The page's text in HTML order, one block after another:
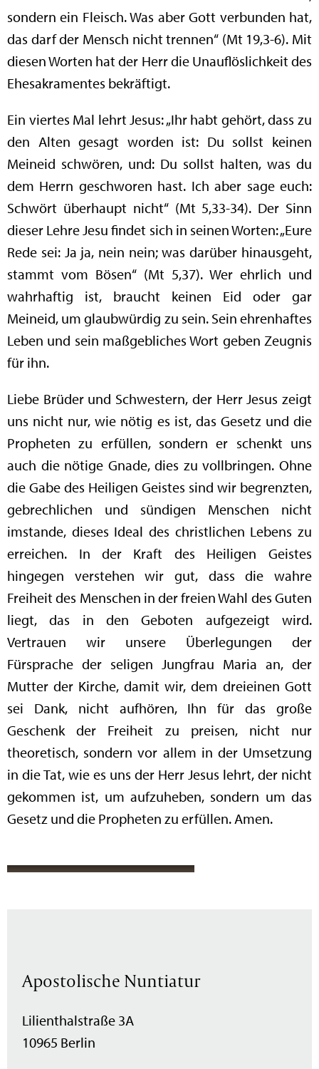
sondern ein Fleisch. Was aber Gott verbunden hat,
das darf der Mensch nicht trennen“ (Mt 19,3-6). Mit
diesen Worten hat der Herr die Unauflöslichkeit des
Ehesakramentes bekräftigt.
Ein viertes Mal lehrt Jesus: „Ihr habt gehört, dass zu
den Alten gesagt worden ist: Du sollst keinen
Meineid schwören, und: Du sollst halten, was du
dem Herrn geschworen hast. Ich aber sage euch:
Schwört überhaupt nicht“ (Mt 5,33-34). Der Sinn
dieser Lehre Jesu findet sich in seinen Worten: „Eure
Rede sei: Ja ja, nein nein; was darüber hinausgeht,
stammt vom Bösen“ (Mt 5,37). Wer ehrlich und
wahrhaftig ist, braucht keinen Eid oder gar
Meineid, um glaubwürdig zu sein. Sein ehrenhaftes
Leben und sein maßgebliches Wort geben Zeugnis
für ihn.
Liebe Brüder und Schwestern, der Herr Jesus zeigt
uns nicht nur, wie nötig es ist, das Gesetz und die
Propheten zu erfüllen, sondern er schenkt uns
auch die nötige Gnade, dies zu vollbringen. Ohne
die Gabe des Heiligen Geistes sind wir begrenzten,
gebrechlichen und sündigen Menschen nicht
imstande, dieses Ideal des christlichen Lebens zu
erreichen. In der Kraft des Heiligen Geistes
hingegen verstehen wir gut, dass die wahre
Freiheit des Menschen in der freien Wahl des Guten
liegt, das in den Geboten aufgezeigt wird.
Vertrauen wir unsere Überlegungen der
Fürsprache der seligen Jungfrau Maria an, der
Mutter der Kirche, damit wir, dem dreieinen Gott
sei Dank, nicht aufhören, Ihn für das große
Geschenk der Freiheit zu preisen, nicht nur
theoretisch, sondern vor allem in der Umsetzung
in die Tat, wie es uns der Herr Jesus lehrt, der nicht
gekommen ist, um aufzuheben, sondern um das
Gesetz und die Propheten zu erfüllen. Amen.
Apostolische Nuntiatur
Lilienthalstraße 3A
10965 Berlin